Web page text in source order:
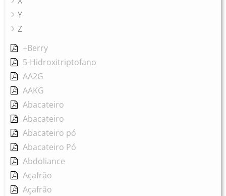
Y
Z
+Berry
5-Hidroxitriptofano
AA2G
AAKG
Abacateiro
Abacateiro
Abacateiro pó
Abacateiro Pó
Abdoliance
Açafrão
Açafrão